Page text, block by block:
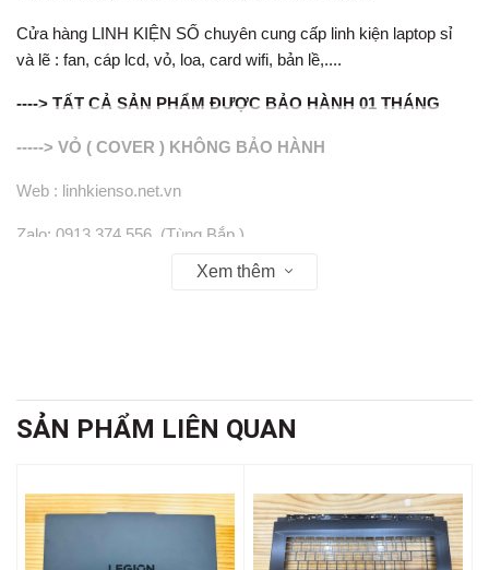
Cửa hàng LINH KIỆN SỐ chuyên cung cấp linh kiện laptop sỉ
và lẽ : fan, cáp lcd, vỏ, loa, card wifi, bản lề,....
----> TẤT CẢ SẢN PHẨM ĐƯỢC BẢO HÀNH 01 THÁNG
-----> VỎ ( COVER ) KHÔNG BẢO HÀNH
Web : linhkienso.net.vn
Zalo: 0913.374.556 (Tùng Bắp )
Xem thêm
SẢN PHẨM LIÊN QUAN